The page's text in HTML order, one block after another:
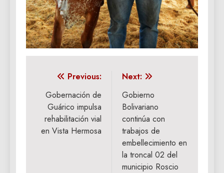
Navegación
de
entradas
Previous:
Gobernación de
Guárico impulsa
rehabilitación vial
en Vista Hermosa
Next:
Gobierno
Bolivariano
continúa con
trabajos de
embellecimiento en
la troncal 02 del
municipio Roscio